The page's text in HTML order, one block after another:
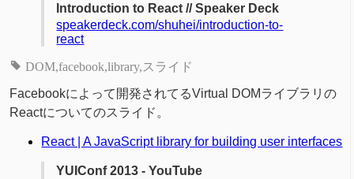
Introduction to React // Speaker Deck
speakerdeck.com/shuhei/introduction-to-
react
DOM facebook library スライド
Facebookによって開発されてるVirtual DOMライブラリの
Reactについてのスライド。
React | A JavaScript library for building user interfaces
YUIConf 2013 - YouTube